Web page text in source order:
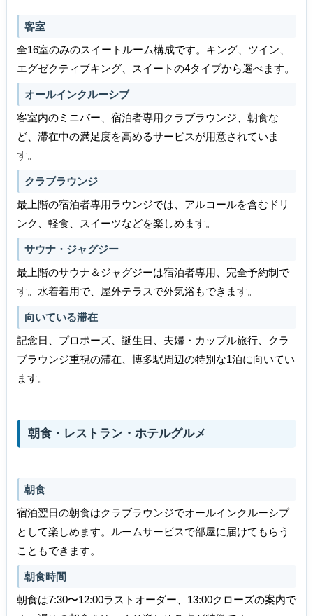
客室
全16室のみのスイートルーム構成です。キング、ツイン、
エグゼクティブキング、スイートの4タイプから選べます。
オールインクルーシブ
客室内のミニバー、宿泊者専用クラブラウンジ、朝食な
ど、滞在中の満足度を高めるサービスが用意されていま
す。
クラブラウンジ
最上階の宿泊者専用ラウンジでは、アルコールを含むドリ
ンク、軽食、スイーツなどを楽しめます。
サウナ・ジャグジー
最上階のサウナ＆ジャグジーは宿泊者専用、完全予約制で
す。水着着用で、屋外テラスで外気浴もできます。
向いている滞在
記念日、プロポーズ、誕生日、夫婦・カップル旅行、クラ
ブラウンジ重視の滞在、博多駅周辺の特別な1泊に向いてい
ます。
朝食・レストラン・ホテルグルメ
朝食
宿泊翌日の朝食はクラブラウンジでオールインクルーシブ
として楽しめます。ルームサービスで部屋に届けてもらう
こともできます。
朝食時間
朝食は7:30〜12:00ラストオーダー、13:00クローズの案内で